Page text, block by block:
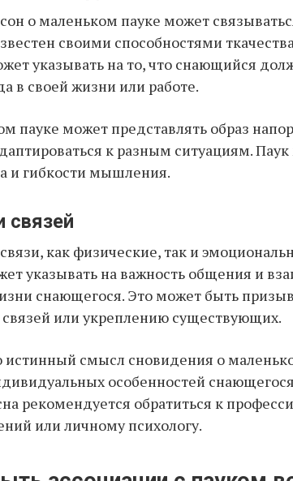
о маленьком пауке может
своими способностями
указывать на то, что снающийся
в своей жизни или работе.
пауке может представлять образ
к разным ситуациям.
и гибкости мышления.
связей
как физические, так и
указывать на важность общения и
снающегося. Это может быть
или укреплению существующих.
истинный смысл сновидения о
особенностей
рекомендуется обратиться к
или личному психологу.